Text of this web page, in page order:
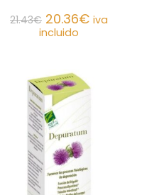
21.43€ 20.36€ iva
incluido